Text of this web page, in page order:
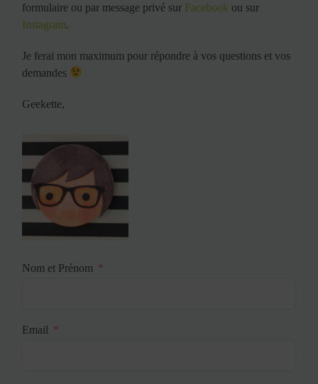
formulaire ou par message privé sur Facebook ou sur
Instagram.
Je ferai mon maximum pour répondre à vos questions et vos
demandes
Geekette,
Nom et Prénom
Email